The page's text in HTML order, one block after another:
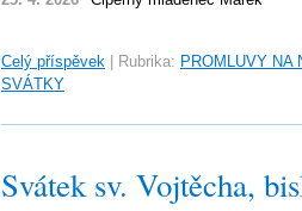
Celý příspěvek Rubrika: PROMLUVY NA
SVÁTKY
Svátek sv. Vojtěcha,